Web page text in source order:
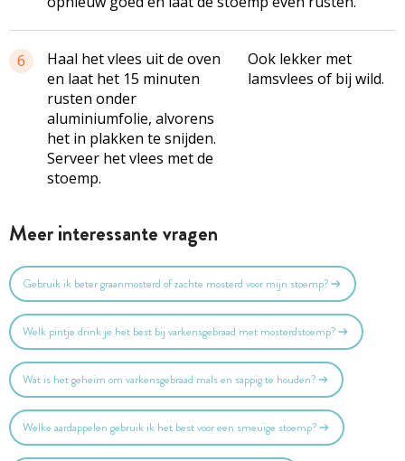
6
Haal het vlees uit de oven
en laat het 15 minuten
rusten onder
aluminiumfolie, alvorens
het in plakken te snijden.
Serveer het vlees met de
stoemp.
Ook lekker met
lamsvlees of bij wild.
Meer interessante vragen
Gebruik ik beter graanmosterd of zachte mosterd voor mijn stoemp?
Welk pintje drink je het best bij varkensgebraad met mosterdstoemp?
Wat is het geheim om varkensgebraad mals en sappig te houden?
Welke aardappelen gebruik ik het best voor een smeuïge stoemp?